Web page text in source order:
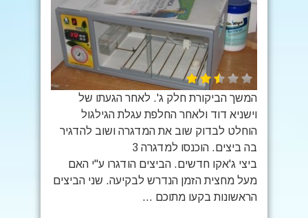
המשך הביקורת חלק ג'. לאחר הגעתו של
וישניא דוד ולאחר החלפת עגלת הגילגול
הוחלט לבדוק שוב את המדגרה ושוב להדגיר
בה ביצים. הוכנסו למדגרה 3
ביצי ג'אקו חדשים. הביצים הודגרו ע"י האם
מעל מחצית הזמן הנדרש לבקיעה. שני הביצים
הראשונות בקעו מתוכם ...